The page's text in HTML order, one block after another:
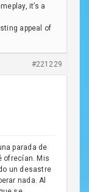
it’s a
appeal of
#221229
parada de
ofrecían. Mis
un desastre
nada. Al